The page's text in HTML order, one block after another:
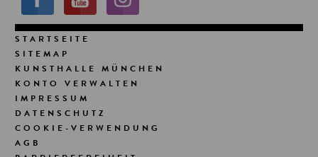
STARTSEITE
SITEMAP
KUNSTHALLE MÜNCHEN
KONTO VERWALTEN
IMPRESSUM
DATENSCHUTZ
COOKIE-VERWENDUNG
AGB